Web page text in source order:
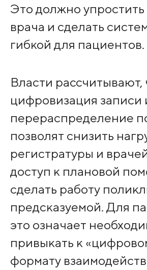
Это должно
врача и сделать
гибкой для пациентов.
Власти рассчитывают,
цифровизация записи
перераспределение
позволят снизить
регистратуры и
доступ к плановой
сделать работу
предсказуемой. Для
это означает
привыкать к
формату